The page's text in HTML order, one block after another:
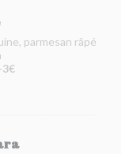
parmesan râpé